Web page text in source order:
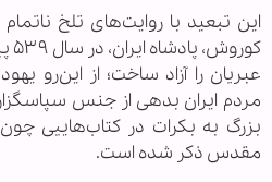
این تبعید با روایت‌های تلخ
عبریان را آزاد ساخت؛ از این‌رو
مردم ایران بدهی از جنس
بزرگ به بکرات در کتاب‌هاییی
مقدس ذکر شده است.